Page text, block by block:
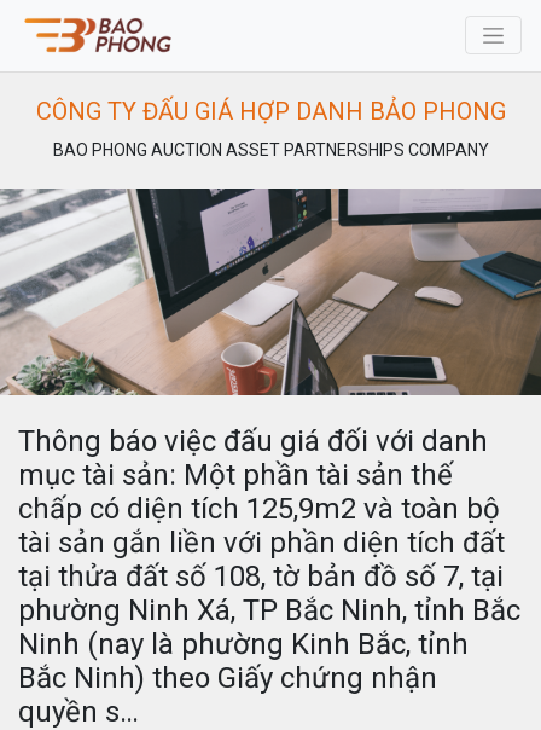
CÔNG TY ĐẤU GIÁ HỢP DANH BẢO PHONG
BAO PHONG AUCTION ASSET PARTNERSHIPS COMPANY
Thông báo việc đấu giá đối với danh
mục tài sản: Một phần tài sản thế
chấp có diện tích 125,9m2 và toàn bộ
tài sản gắn liền với phần diện tích đất
tại thửa đất số 108, tờ bản đồ số 7, tại
phường Ninh Xá, TP Bắc Ninh, tỉnh Bắc
Ninh (nay là phường Kinh Bắc, tỉnh
Bắc Ninh) theo Giấy chứng nhận
quyền s…